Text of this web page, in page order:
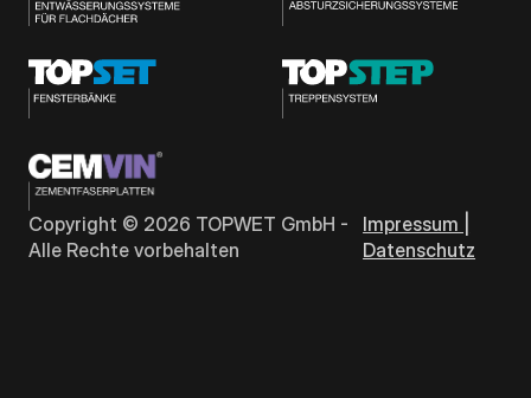
Copyright © 2026 TOPWET GmbH -
Alle Rechte vorbehalten
Impressum |
Datenschutz